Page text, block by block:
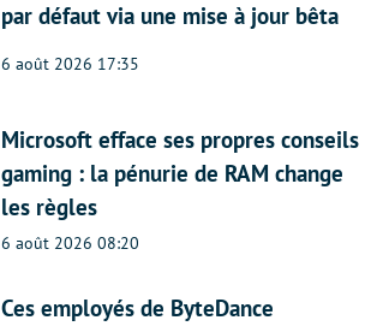
par défaut via une mise à jour bêta
6 août 2026 17:35
Microsoft efface ses propres conseils
gaming : la pénurie de RAM change
les règles
6 août 2026 08:20
Ces employés de ByteDance